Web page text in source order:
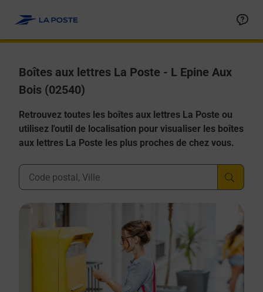
Boîtes aux lettres La Poste - L Epine Aux
Bois (02540)
Retrouvez toutes les boîtes aux lettres La Poste ou
utilisez l'outil de localisation pour visualiser les boîtes
aux lettres La Poste les plus proches de chez vous.
Ville, Département, Code Postal